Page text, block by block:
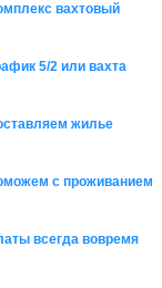
вахтовый
5/2 или вахта
жилье
с проживанием
всегда вовремя